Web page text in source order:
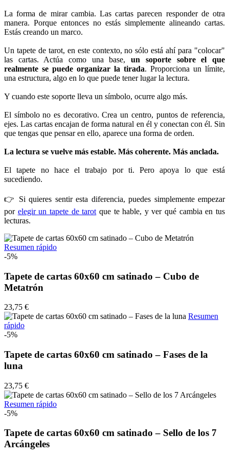
La forma de mirar cambia. Las cartas parecen responder de otra
manera. Porque entonces no estás simplemente alineando cartas.
Estás creando un marco.
Un tapete de tarot, en este contexto, no sólo está ahí para "colocar"
las cartas. Actúa como una base,un soporte sobre el que
realmente se puede organizar la tirada. Proporciona un límite,
una estructura, algo en lo que puede tener lugar la lectura.
Y cuando este soporte lleva un símbolo, ocurre algo más.
El símbolo no es decorativo. Crea un centro, puntos de referencia,
ejes. Las cartas encajan de forma natural en él y conectan con él. Sin
que tengas que pensar en ello, aparece una forma de orden.
La lectura se vuelve más estable. Más coherente. Más anclada.
El tapete no hace el trabajo por ti. Pero apoya lo que está
sucediendo.
👉 Si quieres sentir esta diferencia, puedes simplemente empezar
por elegir un tapete de tarot que te hable, y ver qué cambia en tus
lecturas.
Resumen rápido
-5%
Tapete de cartas 60x60 cm satinado – Cubo de
Metatrón
23,75 €
Resumen
rápido
-5%
Tapete de cartas 60x60 cm satinado – Fases de la
luna
23,75 €
Resumen rápido
-5%
Tapete de cartas 60x60 cm satinado – Sello de los 7
Arcángeles